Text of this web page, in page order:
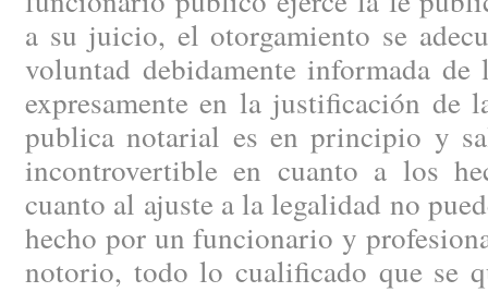
a su juicio, el otorgamiento se
voluntad debidamente informada de
expresamente en la justificación de
publica notarial es en principio y
incontrovertible en cuanto a los
cuanto al ajuste a la legalidad no
hecho por un funcionario y
notorio, todo lo cualificado que se